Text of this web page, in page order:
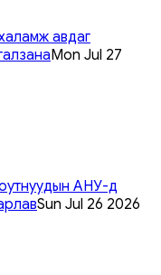
авдаг
Mon Jul 27
АНУ-д
Sun Jul 26 2026